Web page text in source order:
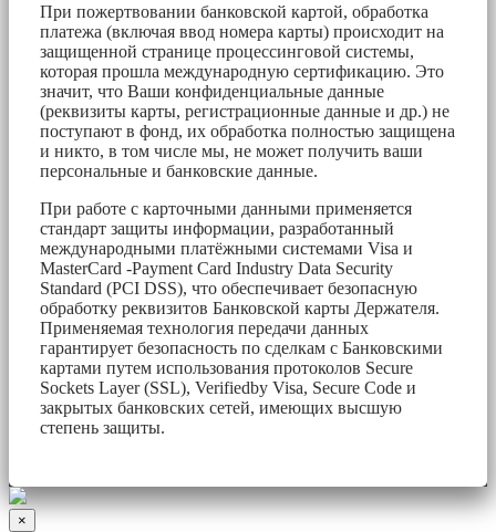
При пожертвовании банковской картой, обработка
платежа (включая ввод номера карты) происходит на
защищенной странице процессинговой системы,
которая прошла международную сертификацию. Это
значит, что Ваши конфиденциальные данные
(реквизиты карты, регистрационные данные и др.) не
поступают в фонд, их обработка полностью защищена
и никто, в том числе мы, не может получить ваши
персональные и банковские данные.
При работе с карточными данными применяется
стандарт защиты информации, разработанный
международными платёжными системами Visa и
MasterCard -Payment Card Industry Data Security
Standard (PCI DSS), что обеспечивает безопасную
обработку реквизитов Банковской карты Держателя.
Применяемая технология передачи данных
гарантирует безопасность по сделкам с Банковскими
картами путем использования протоколов Secure
Sockets Layer (SSL), Verifiedby Visa, Secure Code и
закрытых банковских сетей, имеющих высшую
степень защиты.
×